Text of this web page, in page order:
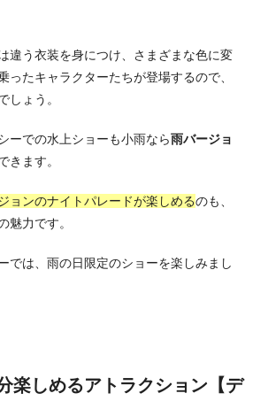
違う衣装を身につけ、さまざまな色に変
ったキャラクターたちが登場するので、
しょう。
ーでの水上ショーも小雨なら雨バージョ
きます。
ョンのナイトパレードが楽しめるのも、
魅力です。
では、雨の日限定のショーを楽しみまし
楽しめるアトラクション【デ